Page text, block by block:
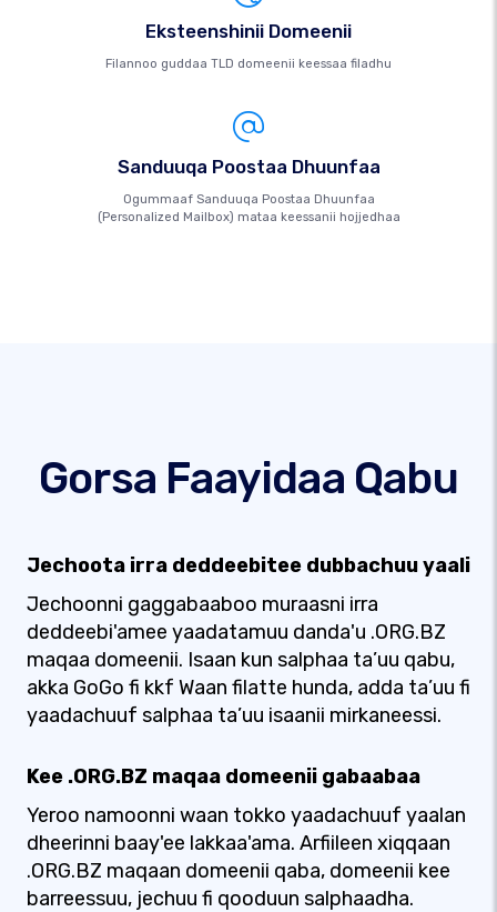
Eksteenshinii Domeenii
Filannoo guddaa TLD domeenii keessaa filadhu
Sanduuqa Poostaa Dhuunfaa
Ogummaaf Sanduuqa Poostaa Dhuunfaa
(Personalized Mailbox) mataa keessanii hojjedhaa
Gorsa Faayidaa Qabu
Jechoota irra deddeebitee dubbachuu yaali
Jechoonni gaggabaaboo muraasni irra
deddeebi'amee yaadatamuu danda'u .ORG.BZ
maqaa domeenii. Isaan kun salphaa ta’uu qabu,
akka GoGo fi kkf Waan filatte hunda, adda ta’uu fi
yaadachuuf salphaa ta’uu isaanii mirkaneessi.
Kee .ORG.BZ maqaa domeenii gabaabaa
Yeroo namoonni waan tokko yaadachuuf yaalan
dheerinni baay'ee lakkaa'ama. Arfiileen xiqqaan
.ORG.BZ maqaan domeenii qaba, domeenii kee
barreessuu, jechuu fi qooduun salphaadha.